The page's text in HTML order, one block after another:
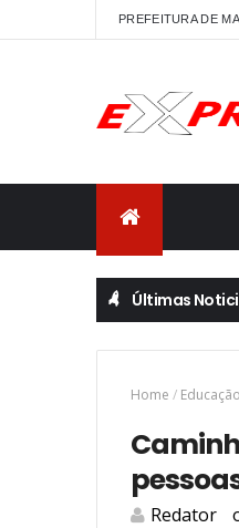
PREFEITURA DE
Últimas
Home / Educação
Redator